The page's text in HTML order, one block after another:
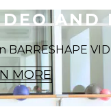
AND
MORE